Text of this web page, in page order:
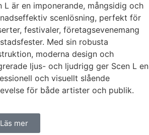
L är en imponerande, mångsidig och
scenlösning, perfekt för
festivaler, företagsevenemang
Med sin robusta
moderna design och
ljus- och ljudrigg ger Scen L en
och visuellt slående
för både artister och publik.
Läs mer